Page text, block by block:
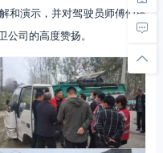
和演示，并对驾驶员师傅们提
司的高度赞扬。